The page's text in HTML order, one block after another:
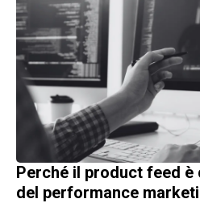
Perché il product feed è
del performance